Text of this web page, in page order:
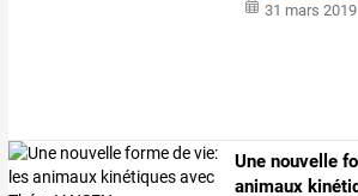
31 mars 2019
Une nouvelle
animaux